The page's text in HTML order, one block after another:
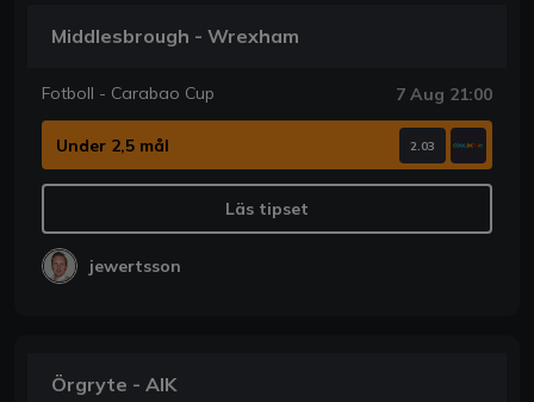
Middlesbrough - Wrexham
Fotboll - Carabao Cup 7 Aug 21:00
Under 2,5 mål 2.03
Läs tipset
jewertsson
Örgryte - AIK